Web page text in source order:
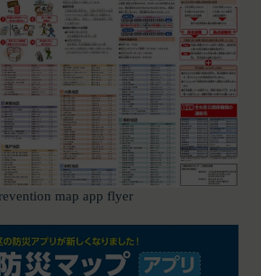
map app flyer
ンに関する情報
サービスを利用する際、直接当社
よび当社のサービスを提供してい
提供者を通じて提供した情報を、
することがあります。お客様のサ
、他の利用者との交流に関する情
があります。
連携により取得する情報
客様が利用するIDおよびその他
ライバシー設定によりお客様が提
た情報を取得することがありま
、本サービスの利用に関する権利
。
わせて、会員とその他の者とを識
られる符号をいいます。
」
する契約に基づき、本サービスと
（以下「提携サービス」といいま
又はその運営を行う者をいいま